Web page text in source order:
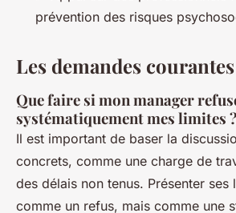
prévention des risques
Les demandes courantes
Que faire si mon manager
systématiquement mes limites ?
Il est important de baser la
concrets, comme une charge de
des délais non tenus. Présenter ses
comme un refus, mais comme une